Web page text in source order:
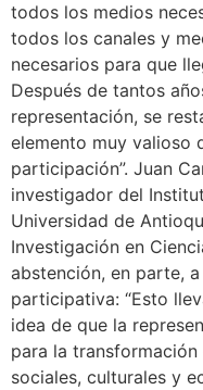
todos los medios
todos los canales y
necesarios para que
Después de tantos
representación, se
elemento muy valioso
participación”. Juan
investigador del
Universidad de
Investigación en
abstención, en parte,
participativa: “Esto
idea de que la
para la
sociales, culturales y